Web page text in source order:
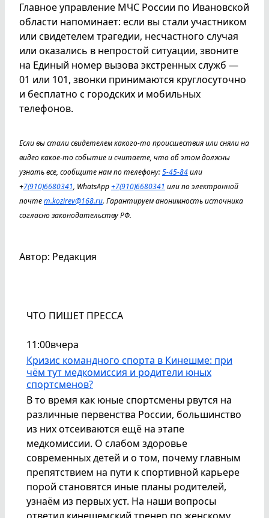
Главное управление МЧС России по Ивановской
области напоминает: если вы стали участником
или свидетелем трагедии, несчастного случая
или оказались в непростой ситуации, звоните
на Единый номер вызова экстренных служб —
01 или 101, звонки принимаются круглосуточно
и бесплатно с городских и мобильных
телефонов.
Если вы стали свидетелем какого-то происшествия или сняли на
видео какое-то событие и считаете, что об этом должны
узнать все, сообщите нам по телефону:5-45-84или
+7(910)6680341, WhatsApp+7(910)6680341 или по электронной
почтеm.kozirev@168.ru. Гарантируем анонимность источника
согласно законодательству РФ.
Автор: Редакция
ЧТО ПИШЕТ ПРЕССА
11:00вчера
Кризис командного спорта в Кинешме: при
чём тут медкомиссия и родители юных
спортсменов?
В то время как юные спортсмены рвутся на
различные первенства России, большинство
из них отсеиваются ещё на этапе
медкомиссии. О слабом здоровье
современных детей и о том, почему главным
препятствием на пути к спортивной карьере
порой становятся иные планы родителей,
узнаём из первых уст. На наши вопросы